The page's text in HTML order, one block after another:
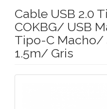
Cable USB 2.0
COKBG/ USB
Tipo-C
1.5m/ Gris